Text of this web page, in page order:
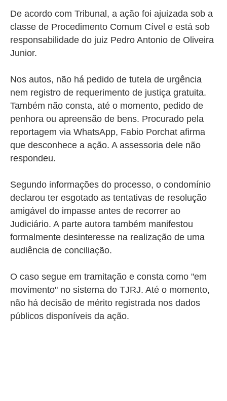
De acordo com Tribunal, a ação foi ajuizada sob a
classe de Procedimento Comum Cível e está sob
responsabilidade do juiz Pedro Antonio de Oliveira
Junior.
Nos autos, não há pedido de tutela de urgência
nem registro de requerimento de justiça gratuita.
Também não consta, até o momento, pedido de
penhora ou apreensão de bens. Procurado pela
reportagem via WhatsApp, Fabio Porchat afirma
que desconhece a ação. A assessoria dele não
respondeu.
Segundo informações do processo, o condomínio
declarou ter esgotado as tentativas de resolução
amigável do impasse antes de recorrer ao
Judiciário. A parte autora também manifestou
formalmente desinteresse na realização de uma
audiência de conciliação.
O caso segue em tramitação e consta como "em
movimento" no sistema do TJRJ. Até o momento,
não há decisão de mérito registrada nos dados
públicos disponíveis da ação.